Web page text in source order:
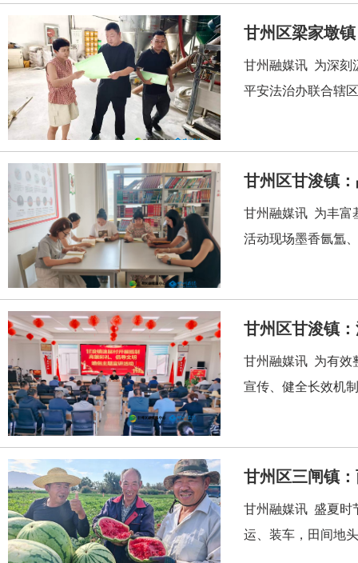
甘州区梁家墩
甘州融媒讯 为深刻
平安法治办联合辖
甘州区甘浚镇
甘州融媒讯 为丰富
活动现场墨香氤氲
甘州区甘浚镇
甘州融媒讯 为有效
宣传、健全长效机
甘州区三闸镇
甘州融媒讯 盛夏时
运、装车，田间地